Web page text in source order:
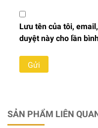
Lưu tên của tôi,
duyệt này cho lần
SẢN PHẨM LIÊN